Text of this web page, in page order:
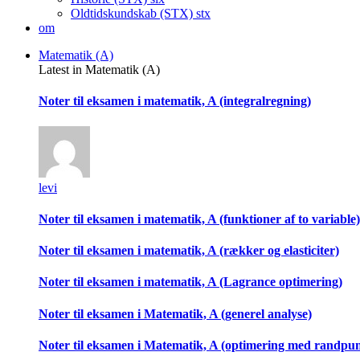
Oldtidskundskab (STX) stx
om
Matematik (A)
Latest in Matematik (A)
Noter til eksamen i matematik, A (integralregning)
levi
Noter til eksamen i matematik, A (funktioner af to variable)
Noter til eksamen i matematik, A (rækker og elasticiter)
Noter til eksamen i matematik, A (Lagrance optimering)
Noter til eksamen i Matematik, A (generel analyse)
Noter til eksamen i Matematik, A (optimering med